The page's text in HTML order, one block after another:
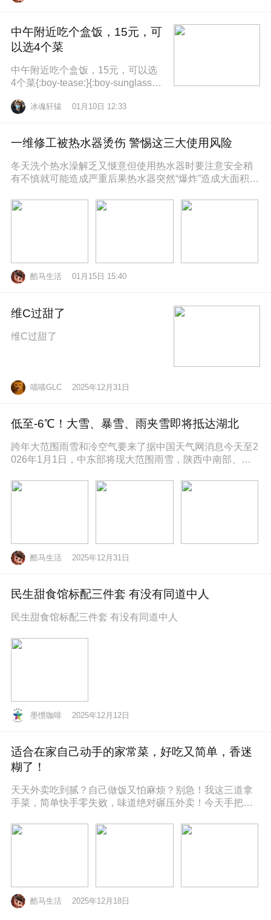
中午附近吃个盒饭，15元，可
以选4个菜
中午附近吃个盒饭，15元，可以选
4个菜{:boy-tease:}{:boy-sunglasse
冰魂轩辕 01月10日 12:33
一维修工被热水器烫伤 警惕这三大使用风险
冬天洗个热水澡解乏又惬意但使用热水器时要注意安全稍
有不慎就可能造成严重后果热水器突然“爆炸”造成大面积烫
酷马生活 01月15日 15:40
维C过甜了
维C过甜了
喵喵GLC 2025年12月31日
低至-6℃！大雪、暴雪、雨夹雪即将抵达湖北
跨年大范围雨雪和冷空气要来了据中国天气网消息今天至2
026年1月1日，中东部将现大范围雨雪，陕西中南部、山
酷马生活 2025年12月31日
民生甜食馆标配三件套 有没有同道中人
民生甜食馆标配三件套 有没有同道中人
墨惯咖啡 2025年12月12日
适合在家自己动手的家常菜，好吃又简单，香迷
糊了！
天天外卖吃到腻？自己做饭又怕麻烦？别急！我这三道拿
手菜，简单快手零失败，味道绝对碾压外卖！今天手把手
酷马生活 2025年12月18日